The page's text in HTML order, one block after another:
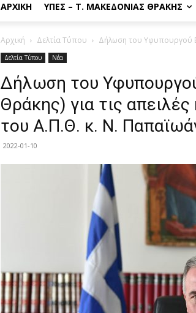
ΑΡΧΙΚΉ ΥΠΕΣ – Τ. ΜΑΚΕΔΟΝΊΑΣ ΘΡΆΚΗΣ
Αρχική Δελτία Τύπου Δήλωση του Υφυπουργού
Δελτία Τύπου Νέα
Δήλωση του
Θράκης) για τις
του Α.Π.Θ. κ. Ν.
2022-01-10